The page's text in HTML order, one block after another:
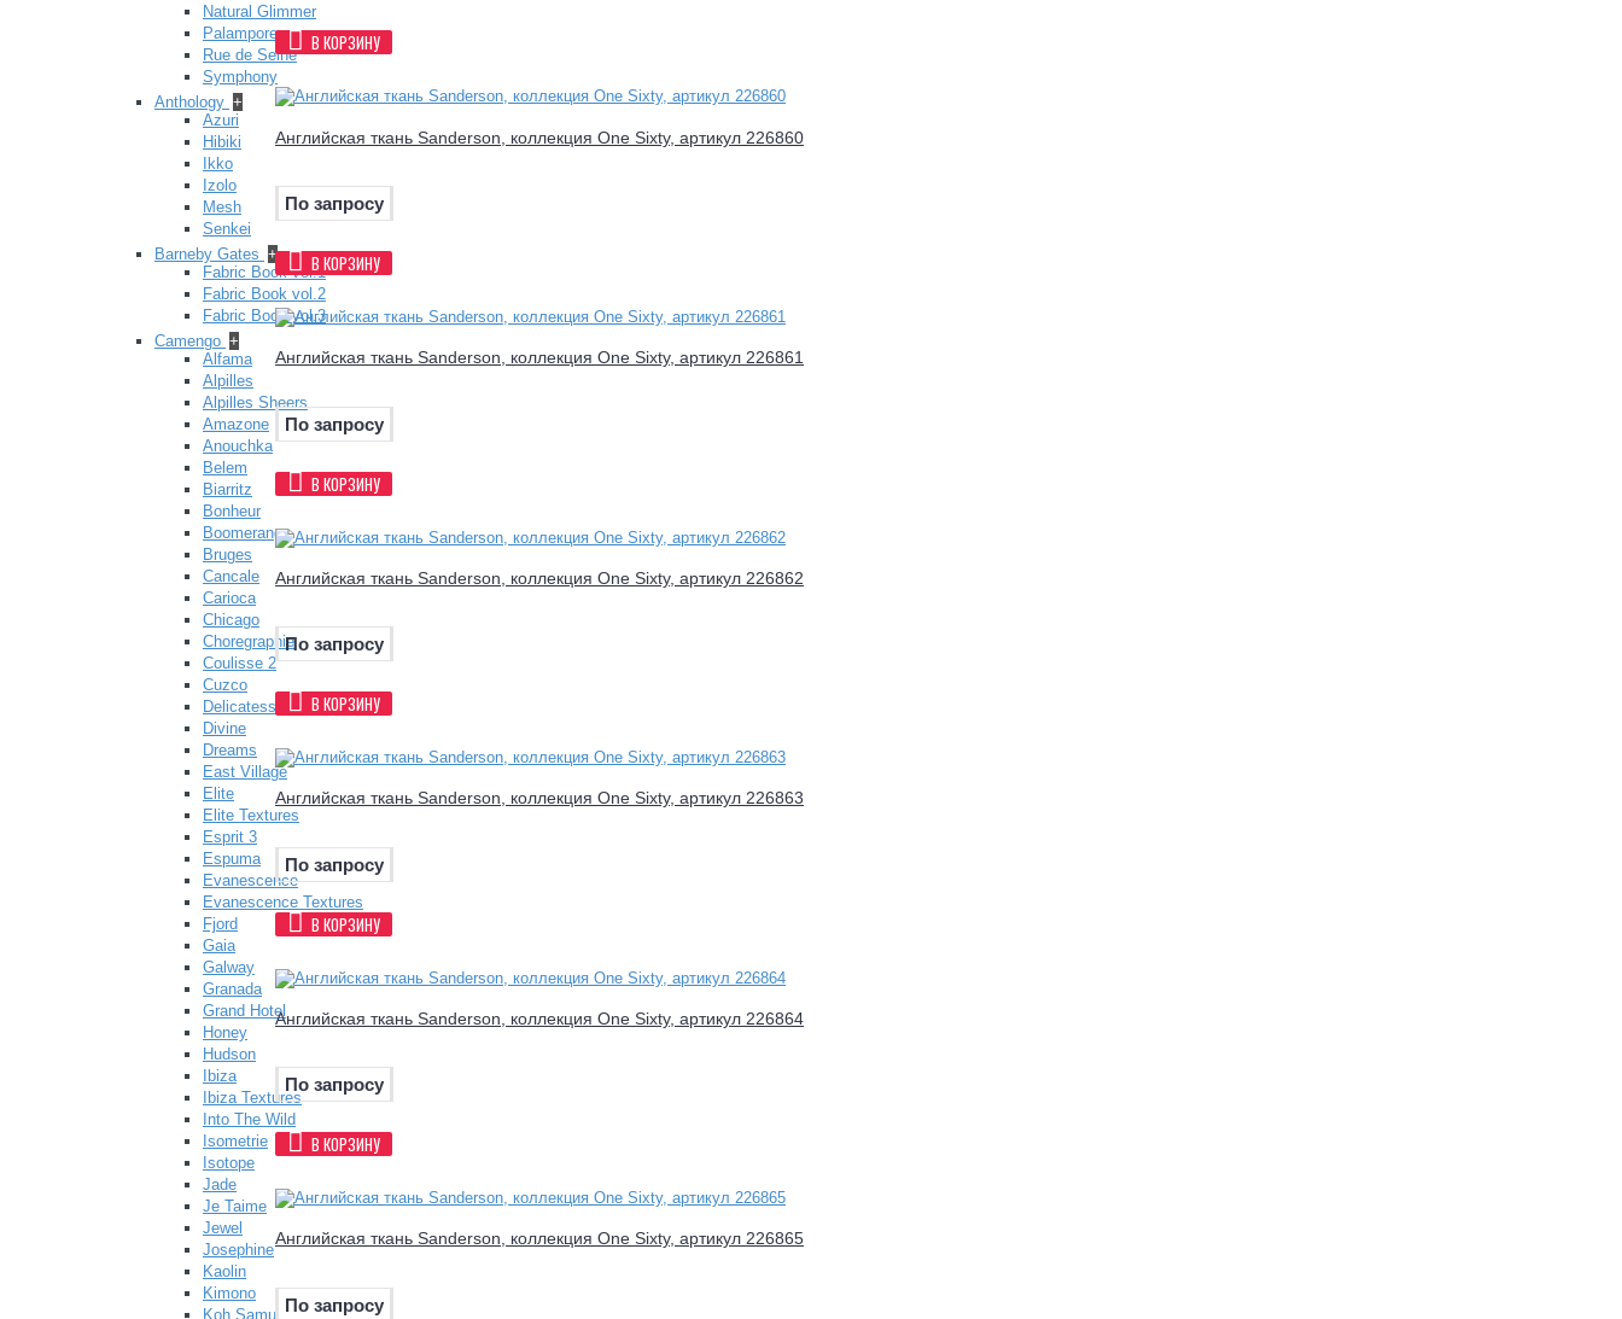
Natural Glimmer
Palampore
Rue de Seine
Symphony
Anthology +
Azuri
Hibiki
Ikko
Izolo
Mesh
Senkei
Barneby Gates +
Fabric Book vol.1
Fabric Book vol.2
Fabric Book vol.3
Camengo +
Alfama
Alpilles
Alpilles Sheers
Amazone
Anouchka
Belem
Biarritz
Bonheur
Boomerang
Bruges
Cancale
Carioca
Chicago
Choregraphie
Coulisse 2
Cuzco
Delicatesse
Divine
Dreams
East Village
Elite
Elite Textures
Esprit 3
Espuma
Evanescence
Evanescence Textures
Fjord
Gaia
Galway
Granada
Grand Hotel
Honey
Hudson
Ibiza
Ibiza Textures
Into The Wild
Isometrie
Isotope
Jade
Je Taime
Jewel
Josephine
Kaolin
Kimono
Koh Samui
В КОРЗИНУ
Английская ткань Sanderson, коллекция One Sixty, артикул 226860
По запросу
В КОРЗИНУ
Английская ткань Sanderson, коллекция One Sixty, артикул 226861
По запросу
В КОРЗИНУ
Английская ткань Sanderson, коллекция One Sixty, артикул 226862
По запросу
В КОРЗИНУ
Английская ткань Sanderson, коллекция One Sixty, артикул 226863
По запросу
В КОРЗИНУ
Английская ткань Sanderson, коллекция One Sixty, артикул 226864
По запросу
В КОРЗИНУ
Английская ткань Sanderson, коллекция One Sixty, артикул 226865
По запросу